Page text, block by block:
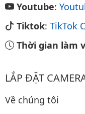
Youtube:
Tiktok: TikTok
Thời gian làm
LẮP ĐẶT
Về chúng tôi